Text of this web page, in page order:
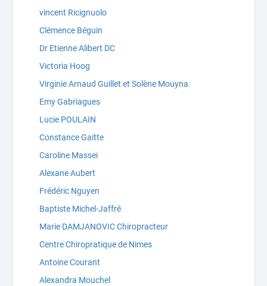
vincent Ricignuolo
Clémence Béguin
Dr Etienne Alibert DC
Victoria Hoog
Virginie Arnaud Guillet et Solène Mouyna
Emy Gabriagues
Lucie POULAIN
Constance Gaitte
Caroline Massei
Alexane Aubert
Frédéric Nguyen
Baptiste Michel-Jaffré
Marie DAMJANOVIC Chiropracteur
Centre Chiropratique de Nimes
Antoine Courant
Alexandra Mouchel